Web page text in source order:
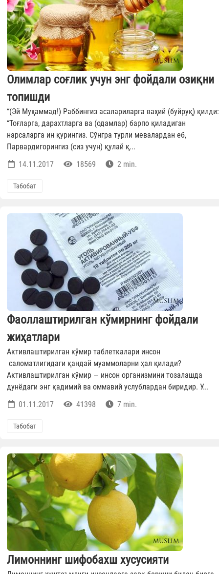
Олимлар соғлик учун энг фойдали озиқни
топишди
“(Эй Муҳаммад!) Раббингиз асалариларга ваҳий (буйруқ) қилди:
“Тоғларга, дарахтларга ва (одамлар) барпо қиладиган
нарсаларга ин қурингиз. Сўнгра турли мевалардан еб,
Парвардигорингиз (сиз учун) қулай қ...
14.11.2017
18569 2 min.
Табобат
Фаоллаштирилган кўмирнинг фойдали
жиҳатлари
Активлаштирилган кўмир таблеткалари инсон
саломатлигидаги қандай муаммоларни ҳал қилади?
Активлаштирилган кўмир — инсон организмини тозалашда
дунёдаги энг қадимий ва оммавий услублардан биридир. У...
01.11.2017
41398 7 min.
Табобат
Лимоннинг шифобахш хусусияти